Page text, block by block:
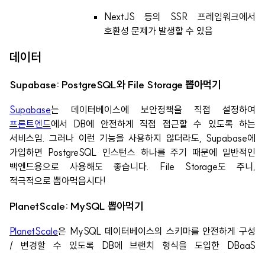
NextJS 등의 SSR 프레임워크에서
호환성 문제가 발생할 수 있음
데이터
Supabase: PostgreSQL와 File Storage 뽑아먹기
Supabase는 데이터베이스에 보안정책을 직접 설정하여
프론트엔드에서 DB에 안전하게 직접 접근할 수 있도록 하는
서비스임. 그러나 이런 기능을 사용하지 않더라도, Supabase에
가입하면 PostgreSQL 인스턴스 하나를 주기 때문에 일반적인
백엔드용으로 사용해도 좋습니다. File Storage도 주니,
적극적으로 뽑아먹읍시다!
PlanetScale: MySQL 뽑아먹기
PlanetScale은 MySQL 데이터베이스의 스키마를 안전하게 구성
/ 변경할 수 있도록 DB에 브랜치 형식을 도입한 DBaaS